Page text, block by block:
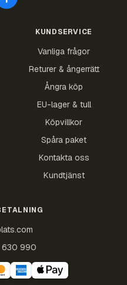
KUNDSERVICE
Vanliga frågor
Returer & ångerrätt
Ångra köp
EU-lager & tull
Köpvillkor
Spåra paket
Kontakta oss
Kundtjänst
630 990